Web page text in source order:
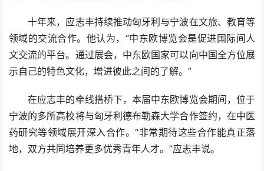
十年来，应志丰持续推动匈牙利与宁波在文旅、教育等
领域的交流合作。他认为，“中东欧博览会是促进国际间人
文交流的平台。通过展会，中东欧国家可以向中国全方位展
示自己的特色文化，增进彼此之间的了解。”
在应志丰的牵线搭桥下，本届中东欧博览会期间，位于
宁波的多所高校将与匈牙利德布勒森大学合作签约，在中医
药研究等领域展开深入合作。“非常期待这些合作能真正落
地，双方共同培养更多优秀青年人才。”应志丰说。